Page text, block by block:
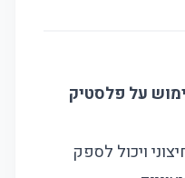
על פלסטיק
ויכול לספק